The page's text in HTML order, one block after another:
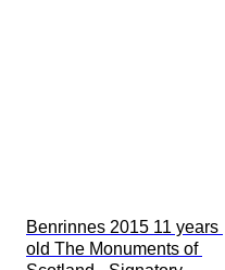
Benrinnes 2015 11 years
old The Monuments of